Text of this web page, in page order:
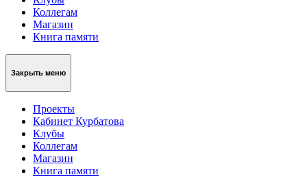
Коллегам
Магазин
Книга памяти
Закрыть меню
Проекты
Кабинет Курбатова
Клубы
Коллегам
Магазин
Книга памяти